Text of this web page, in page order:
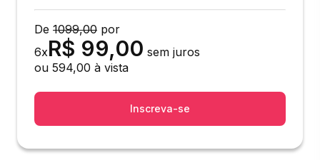
De 1099,00 por
6xR$ 99,00 sem juros
ou 594,00 à vista
Inscreva-se